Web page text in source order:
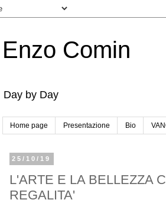
Enzo Comin
Day by Day
Home page Presentazione Bio
25/10/19
L'ARTE E LA BELLEZZA
REGALITA'